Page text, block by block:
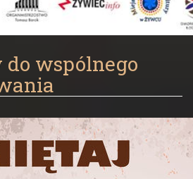
do wspólnego